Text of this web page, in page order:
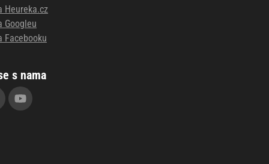
Heureka.cz
Googleu
Facebooku
s nama